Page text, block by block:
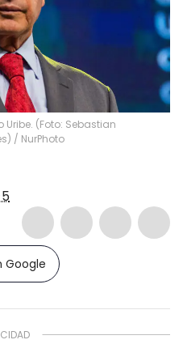
Uribe. (Foto: Sebastian
/ NurPhoto
Google